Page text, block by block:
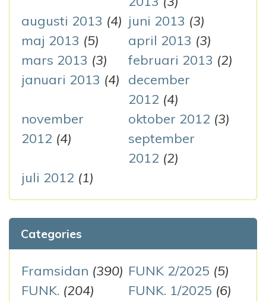
augusti 2013 (4) juni 2013 (3)
maj 2013 (5) april 2013 (3)
mars 2013 (3) februari 2013 (2)
januari 2013 (4)
december
2012 (4)
november
2012 (4)
oktober 2012 (3)
september
2012 (2)
juli 2012 (1)
Categories
Framsidan (390) FUNK 2/2025 (5)
FUNK. (204)
FUNK. 1/2025 (6)